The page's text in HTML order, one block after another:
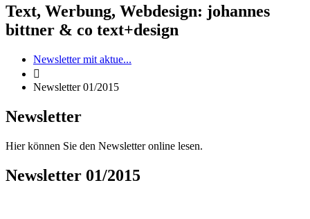
Text, Werbung, Webdesign: johannes
bittner & co text+design
Newsletter mit aktue...

Newsletter 01/2015
Newsletter
Hier können Sie den Newsletter online lesen.
Newsletter 01/2015